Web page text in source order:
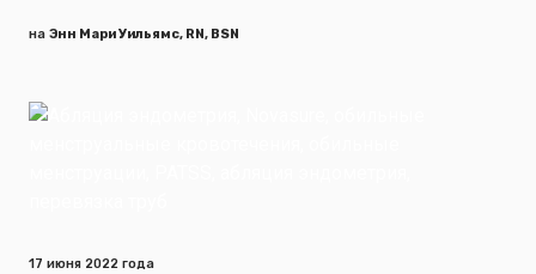
на Энн Мари Уильямс, RN, BSN
17 июня 2022 года